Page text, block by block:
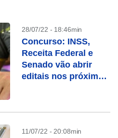
28/07/22 - 18:46min
Concurso: INSS,
Receita Federal e
Senado vão abrir
editais nos próximos
11/07/22 - 20:08min